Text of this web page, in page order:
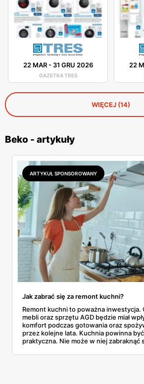
22 MAR- 31 GRU 2026
GAZETKA TRES
22
WIĘCEJ (14)
Beko - artykuły
ARTYKUŁ SPONSOROWANY
Jak zabrać się za remont kuchni?
Remont kuchni to poważna
mebli oraz sprzętu AGD będzie miał
komfort podczas gotowania oraz
przez kolejne lata. Kuchnia powinna
praktyczna. Nie może w niej zabraknąć
zmywarka czy okap. Posiadając dużą